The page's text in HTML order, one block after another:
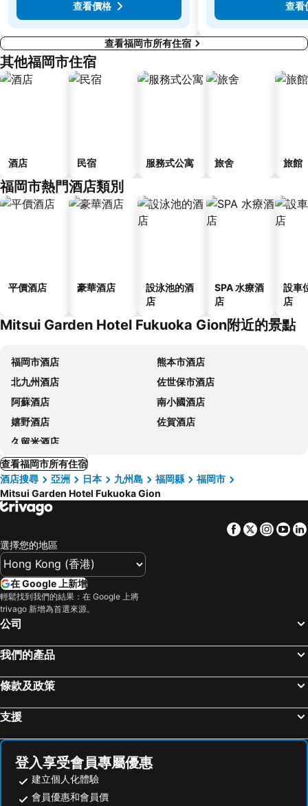
查看價格
查看
查看福岡市所有住宿
其他福岡市住宿
酒店 民宿 服務式公寓 旅舍 旅館
福岡市熱門酒店類別
平價酒店 豪華酒店
設泳池的酒
店
SPA 水療酒
店
設車
店
Mitsui Garden Hotel Fukuoka Gion附近的景點
福岡市酒店
熊本市酒店
北九州酒店
佐世保市酒店
阿蘇酒店
南小國酒店
嬉野酒店
佐賀酒店
久留米酒店
查看福岡市所有住宿
酒店搜尋
亞洲 日本 九州島 福岡縣
福岡市
Mitsui Garden Hotel Fukuoka Gion
Facebook
Twitter
選擇您的地區
在 Google 上新增
輕鬆找到我們的結果：在 Google 上將
trivago 新增為首選來源。
公司
我們的產品
條款及政策
支援
登入享受會員專屬優惠
建立個人化體驗
會員優惠和會員價